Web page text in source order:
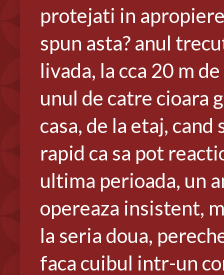
protejati in
spun asta? anul
livada, la cca 20 m
unul de catre cioara
casa, de la etaj,
rapid ca sa pot
ultima perioada, un
opereaza insistent,
la seria doua,
faca cuibul intr-un